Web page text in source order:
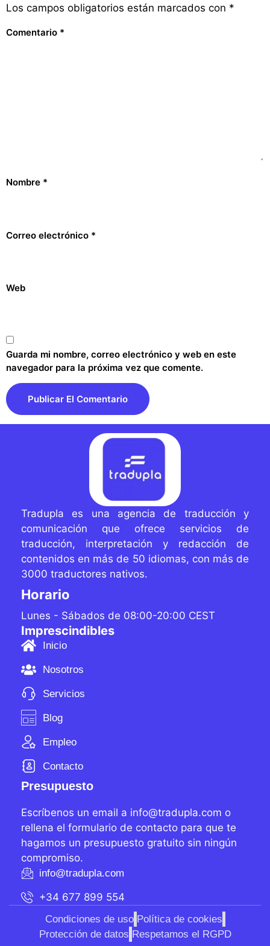
Los campos obligatorios están marcados con *
Comentario *
Nombre *
Correo electrónico *
Web
Guarda mi nombre, correo electrónico y web en este
navegador para la próxima vez que comente.
Tradupla es una agencia de traducción y
comunicación que ofrece servicios de
traducción, interpretación y redacción de
contenidos en más de 50 idiomas, con más de
3000 traductores nativos.
Horario
Lunes - Sábados de 08:00-20:00 CEST
Imprescindibles
Inicio
Nosotros
Servicios
Blog
Empleo
Contacto
Presupuesto
Escríbenos un email a info@tradupla.com o
rellena el formulario de contacto para que te
hagamos un presupuesto gratuito sin ningún
compromiso.
info@tradupla.com
+34 677 899 554
Condiciones de uso Política de cookies
Protección de datos Respetamos el RGPD